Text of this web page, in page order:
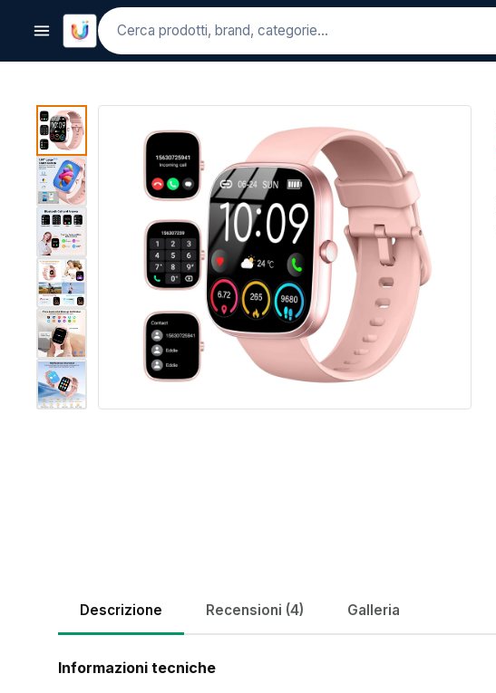
Cerca
Descrizione Recensioni (4) Galleria
Informazioni tecniche